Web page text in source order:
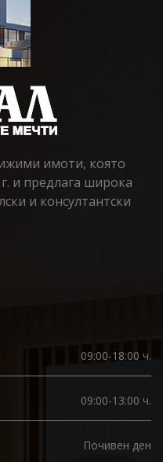
имоти, която
и предлага широка
и консултантски
09:00-18:00 ч.
09:00-13:00 ч.
Почивен ден